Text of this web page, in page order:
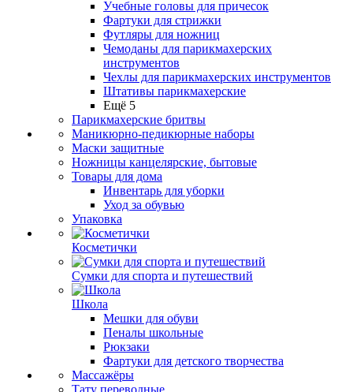
Учебные головы для причесок
Фартуки для стрижки
Футляры для ножниц
Чемоданы для парикмахерских
инструментов
Чехлы для парикмахерских инструментов
Штативы парикмахерские
Ещё 5
Парикмахерские бритвы
Маникюрно-педикюрные наборы
Маски защитные
Ножницы канцелярские, бытовые
Товары для дома
Инвентарь для уборки
Уход за обувью
Упаковка
Косметички
Сумки для спорта и путешествий
Школа
Мешки для обуви
Пеналы школьные
Рюкзаки
Фартуки для детского творчества
Массажёры
Тату переводные